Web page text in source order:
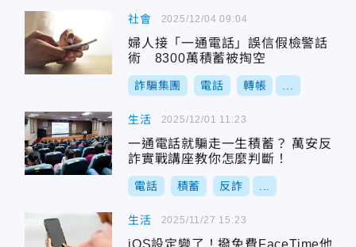
社會
婦人接「一通電話」誤信假檢警話
術 8300萬積蓄被掏空
詐騙集團 電話 轉帳
2025/12/04 09:04
生活
一通電話就騙走一生積蓄？ 萬安反
詐實戰講座教你怎麼判斷！
電話 積蓄 反詐
2025/12/01 11:23
生活
iOS設定變了！撥免費FaceTime他
2025/11/27 15:23